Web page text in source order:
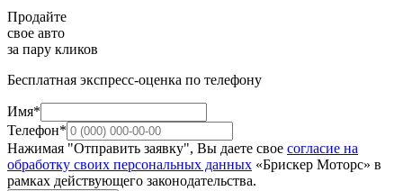
Продайте
свое авто
за пару кликов
Бесплатная экспресс-оценка по телефону
Имя*
Телефон*
Нажимая "Отправить заявку", Вы даете свое согласие на
обработку своих персональных данных «Брискер Моторс» в
рамках действующего законодательства.